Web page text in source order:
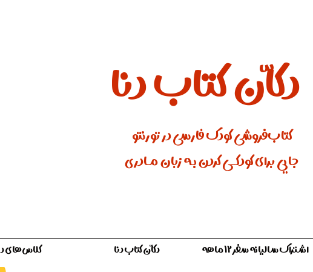
دکّان کتاب دنا
کتاب‌فروشی کودک فارسی در تورنتو
جایی برای کودکـــی کردن بـه زبان مـادری
اشتراک سالیانه سفر ۱۲ ماهه دکّان کتاب دنا کلاس‌های